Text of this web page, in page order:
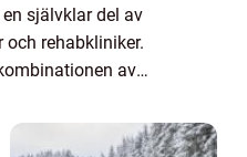
självklar del av
rehabkliniker.
av
kropp och ...